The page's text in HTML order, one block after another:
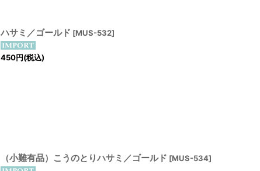
ハサミ／ゴールド [MUS-532]
450円(税込)
（小難有品）こうのとりハサミ／ゴールド [MUS-534]